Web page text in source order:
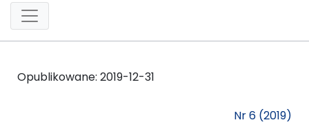
Opublikowane: 2019-12-31
Nr 6 (2019)